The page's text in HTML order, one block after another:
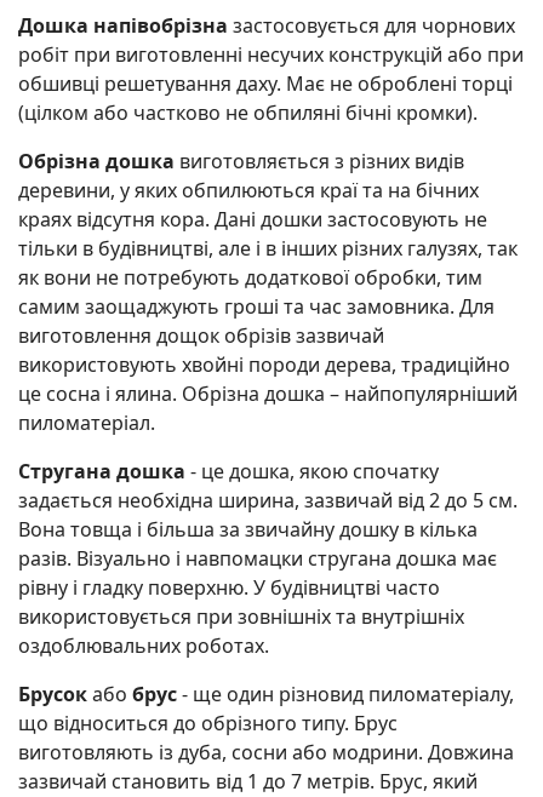
Дошка напівобрізна застосовується для чорнових
робіт при виготовленні несучих конструкцій або при
обшивці решетування даху. Має не оброблені торці
(цілком або частково не обпиляні бічні кромки).
Обрізна дошка виготовляється з різних видів
деревини, у яких обпилюються краї та на бічних
краях відсутня кора. Дані дошки застосовують не
тільки в будівництві, але і в інших різних галузях, так
як вони не потребують додаткової обробки, тим
самим заощаджують гроші та час замовника. Для
виготовлення дощок обрізів зазвичай
використовують хвойні породи дерева, традиційно
це сосна і ялина. Обрізна дошка – найпопулярніший
пиломатеріал.
Стругана дошка - це дошка, якою спочатку
задається необхідна ширина, зазвичай від 2 до 5 см.
Вона товща і більша за звичайну дошку в кілька
разів. Візуально і навпомацки стругана дошка має
рівну і гладку поверхню. У будівництві часто
використовується при зовнішніх та внутрішніх
оздоблювальних роботах.
Брусокабо брус- ще один різновид пиломатеріалу,
що відноситься до обрізного типу. Брус
виготовляють із дуба, сосни або модрини. Довжина
зазвичай становить від 1 до 7 метрів. Брус, який